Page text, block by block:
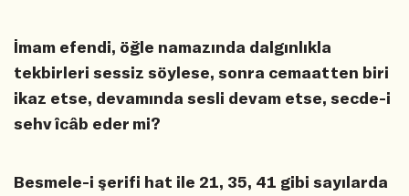
İmam efendi, öğle namazında dalgınlıkla
tekbirleri sessiz söylese, sonra cemaatten biri
ikaz etse, devamında sesli devam etse, secde-i
sehv îcâb eder mi?
Besmele-i şerifi hat ile 21, 35, 41 gibi sayılarda